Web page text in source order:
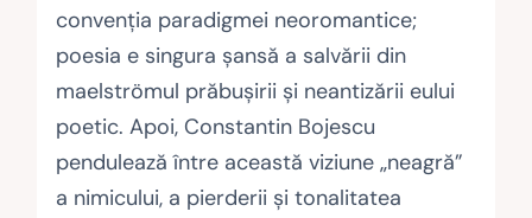
convenția paradigmei neoromantice;
poesia e singura șansă a salvării din
maelströmul prăbușirii și neantizării eului
poetic. Apoi, Constantin Bojescu
pendulează între această viziune „neagră”
a nimicului, a pierderii și tonalitatea